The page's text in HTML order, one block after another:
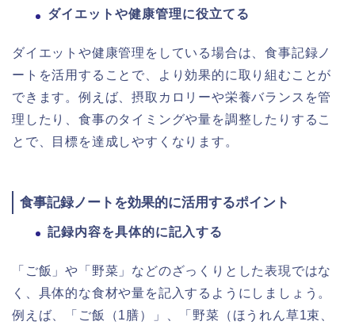
ダイエットや健康管理に役立てる
ダイエットや健康管理をしている場合は、食事記録ノ
ートを活用することで、より効果的に取り組むことが
できます。例えば、摂取カロリーや栄養バランスを管
理したり、食事のタイミングや量を調整したりするこ
とで、目標を達成しやすくなります。
食事記録ノートを効果的に活用するポイント
記録内容を具体的に記入する
「ご飯」や「野菜」などのざっくりとした表現ではな
く、具体的な食材や量を記入するようにしましょう。
例えば、「ご飯（1膳）」、「野菜（ほうれん草1束、